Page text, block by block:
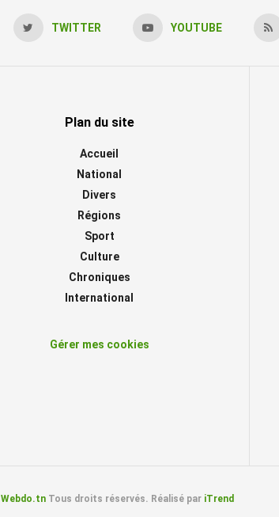
TWITTER YOUTUBE
Plan du site
Accueil
National
Divers
Régions
Sport
Culture
Chroniques
International
Gérer mes cookies
Webdo.tnTous droits réservés. Réalisé par iTrend